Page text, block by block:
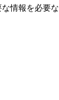
情報を必要